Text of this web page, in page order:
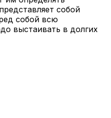
собой
собой всю
выстаивать в долгих